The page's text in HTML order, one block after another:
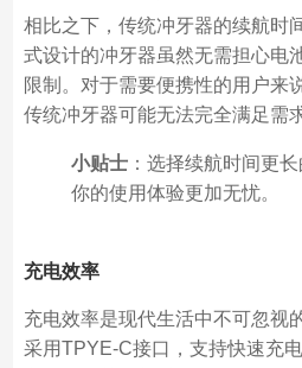
相比之下，传统冲牙器的续航时
式设计的冲牙器虽然无需担心电
限制。对于需要便携性的用户来
传统冲牙器可能无法完全满足需求
小贴士：选择续航时间更
你的使用体验更加无忧。
充电效率
充电效率是现代生活中不可忽视
采用TPYE-C接口，支持快速充